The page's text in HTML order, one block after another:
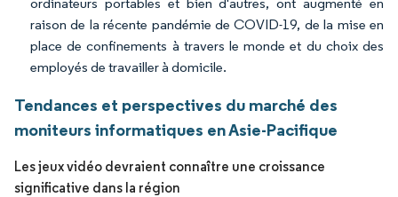
raison de la récente pandémie de COVID-19, de la mise en
place de confinements à travers le monde et du choix des
employés de travailler à domicile.
Tendances et perspectives du marché des
moniteurs informatiques en Asie-Pacifique
Les jeux vidéo devraient connaître une croissance
significative dans la région